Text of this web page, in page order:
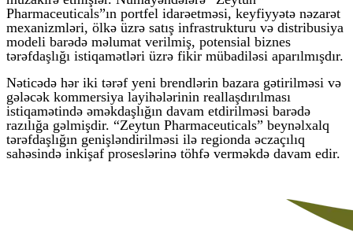
Pharmaceuticals”ın portfel idarəetməsi, keyfiyyətə nəzarət
mexanizmləri, ölkə üzrə satış infrastrukturu və distribusiya
modeli barədə məlumat verilmiş, potensial biznes
tərəfdaşlığı istiqamətləri üzrə fikir mübadiləsi aparılmışdır.
Nəticədə hər iki tərəf yeni brendlərin bazara gətirilməsi və
gələcək kommersiya layihələrinin reallaşdırılması
istiqamətində əməkdaşlığın davam etdirilməsi barədə
razılığa gəlmişdir. “Zeytun Pharmaceuticals” beynəlxalq
tərəfdaşlığın genişləndirilməsi ilə regionda əczaçılıq
sahəsində inkişaf proseslərinə töhfə verməkdə davam edir.